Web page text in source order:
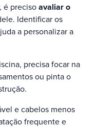
é preciso avaliar o
Identificar os
a personalizar a
precisa focar na
ou pinta o
e cabelos menos
frequente e